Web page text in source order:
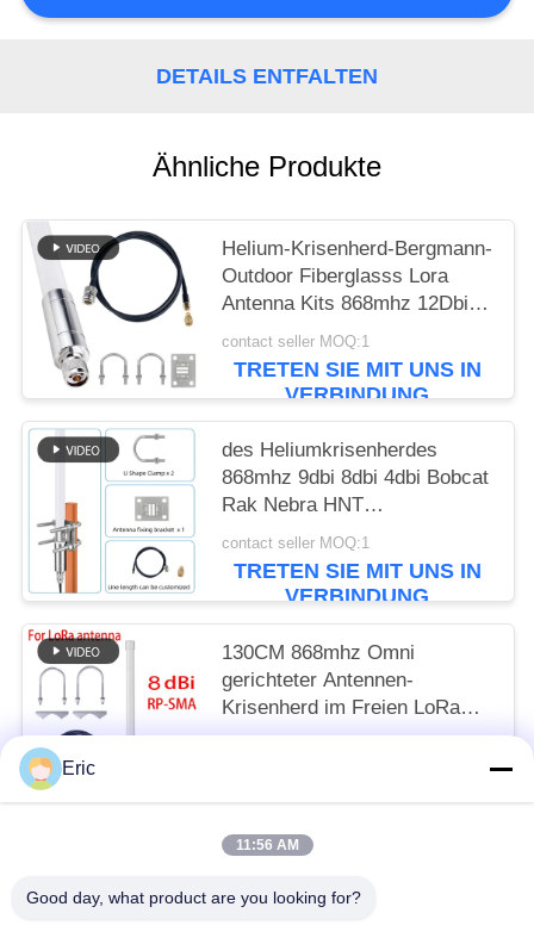
DETAILS ENTFALTEN
Ähnliche Produkte
Helium-Krisenherd-Bergmann-
Outdoor Fiberglasss Lora
Antenna Kits 868mhz 12Dbi
8dbi 5.8dbi hoher Gewinn
contact seller MOQ:1
TRETEN SIE MIT UNS IN
VERBINDUNG
des Heliumkrisenherdes
868mhz 9dbi 8dbi 4dbi Bobcat
Rak Nebra HNT
Antenneninnenausrüstungen
lora omni Fiberglas im Freien
contact seller MOQ:1
TRETEN SIE MIT UNS IN
VERBINDUNG
130CM 868mhz Omni
gerichteter Antennen-
Krisenherd im Freien LoRa
Fiberglass
VERBINDUNG
Eric
11:56 AM
Good day, what product are you looking for?